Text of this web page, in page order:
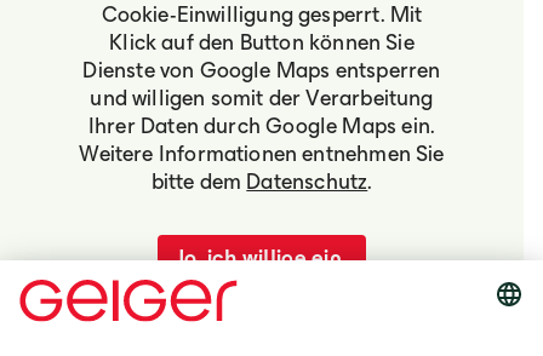
Cookie-Einwilligung gesperrt. Mit
Klick auf den Button können Sie
Dienste von Google Maps entsperren
und willigen somit der Verarbeitung
Ihrer Daten durch Google Maps ein.
Weitere Informationen entnehmen Sie
bitte dem Datenschutz.
Ja, ich willige ein.